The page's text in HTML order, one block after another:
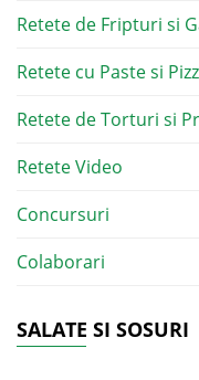
Retete de Fripturi si
Retete cu Paste si
Retete de Torturi si
Retete Video
Concursuri
Colaborari
SALATE SI SOSURI